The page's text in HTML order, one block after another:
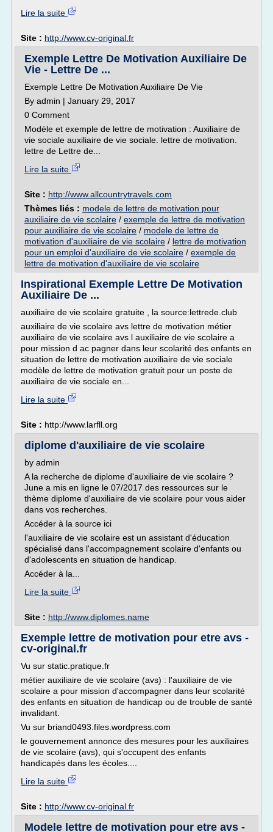
Lire la suite
Site : http://www.cv-original.fr
Exemple Lettre De Motivation Auxiliaire De
Vie - Lettre De ...
Exemple Lettre De Motivation Auxiliaire De Vie
By admin | January 29, 2017
0 Comment
Modèle et exemple de lettre de motivation : Auxiliaire de
vie sociale auxiliaire de vie sociale. lettre de motivation.
lettre de Lettre de...
Lire la suite
Site : http://www.allcountrytravels.com
Thèmes liés : modele de lettre de motivation pour
auxiliaire de vie scolaire / exemple de lettre de motivation
pour auxiliaire de vie scolaire / modele de lettre de
motivation d'auxiliaire de vie scolaire / lettre de motivation
pour un emploi d'auxiliaire de vie scolaire / exemple de
lettre de motivation d'auxiliaire de vie scolaire
Inspirational Exemple Lettre De Motivation
Auxiliaire De ...
auxiliaire de vie scolaire gratuite , la source:lettrede.club
auxiliaire de vie scolaire avs lettre de motivation métier
auxiliaire de vie scolaire avs l auxiliaire de vie scolaire a
pour mission d ac pagner dans leur scolarité des enfants en
situation de lettre de motivation auxiliaire de vie sociale
modèle de lettre de motivation gratuit pour un poste de
auxiliaire de vie sociale en...
Lire la suite
Site : http://www.larfll.org
diplome d'auxiliaire de vie scolaire
by admin
A la recherche de diplome d'auxiliaire de vie scolaire ?
June a mis en ligne le 07/2017 des ressources sur le
thème diplome d'auxiliaire de vie scolaire pour vous aider
dans vos recherches.
Accéder à la source ici
l'auxiliaire de vie scolaire est un assistant d'éducation
spécialisé dans l'accompagnement scolaire d'enfants ou
d'adolescents en situation de handicap.
Accéder à la...
Lire la suite
Site : http://www.diplomes.name
Exemple lettre de motivation pour etre avs -
cv-original.fr
Vu sur static.pratique.fr
métier auxiliaire de vie scolaire (avs) : l'auxiliaire de vie
scolaire a pour mission d'accompagner dans leur scolarité
des enfants en situation de handicap ou de trouble de santé
invalidant.
Vu sur briand0493.files.wordpress.com
le gouvernement annonce des mesures pour les auxiliaires
de vie scolaire (avs), qui s'occupent des enfants
handicapés dans les écoles....
Lire la suite
Site : http://www.cv-original.fr
Modele lettre de motivation pour etre avs -